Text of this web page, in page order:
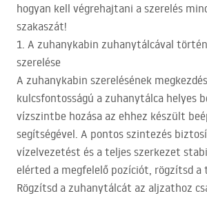
hogyan kell végrehajtani a szerelés
szakaszát!
1. A zuhanykabin zuhanytálcával
szerelése
A zuhanykabin szerelésének
kulcsfontosságú a zuhanytálca helyes
vízszintbe hozása az ehhez készült
segítségével. A pontos szintezés
vízelvezetést és a teljes szerkezet
elérted a megfelelő pozíciót, rögzítsd a
Rögzítsd a zuhanytálcát az aljzathoz